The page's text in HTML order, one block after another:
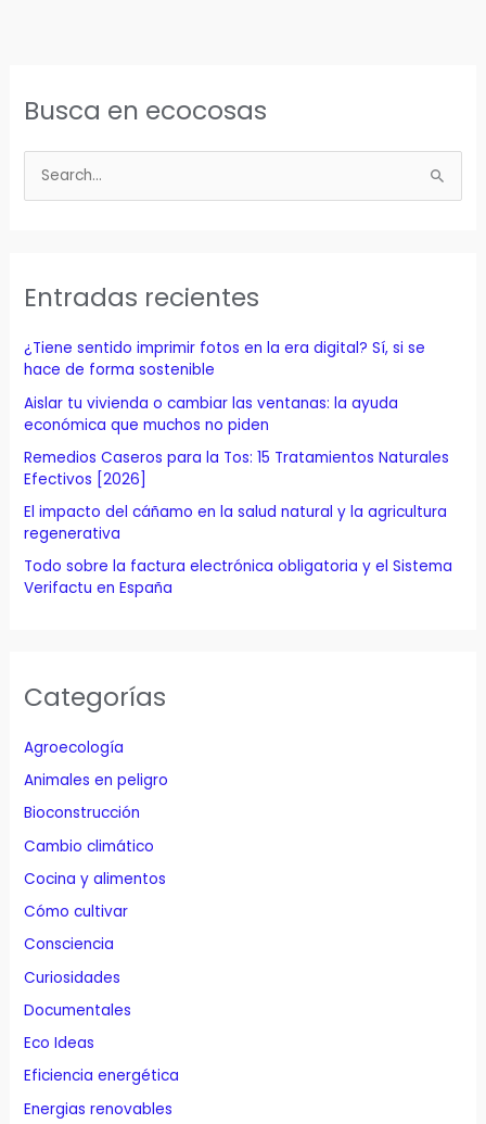
Busca en ecocosas
r
p
o
r
:
Entradas recientes
¿Tiene sentido imprimir fotos en la era digital? Sí, si se
hace de forma sostenible
Aislar tu vivienda o cambiar las ventanas: la ayuda
económica que muchos no piden
Remedios Caseros para la Tos: 15 Tratamientos Naturales
Efectivos [2026]
El impacto del cáñamo en la salud natural y la agricultura
regenerativa
Todo sobre la factura electrónica obligatoria y el Sistema
Verifactu en España
Categorías
Agroecología
Animales en peligro
Bioconstrucción
Cambio climático
Cocina y alimentos
Cómo cultivar
Consciencia
Curiosidades
Documentales
Eco Ideas
Eficiencia energética
Energias renovables